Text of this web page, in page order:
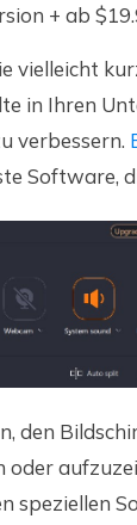
+ ab
vielleicht
in Ihren
verbessern.
Software,
den
oder
speziellen